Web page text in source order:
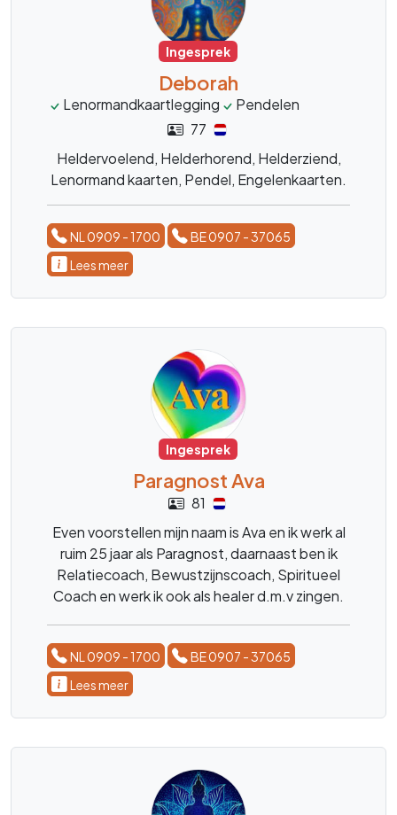
Ingesprek
Deborah
Lenormandkaartlegging Pendelen
77
Heldervoelend, Helderhorend, Helderziend,
Lenormand kaarten, Pendel, Engelenkaarten.
NL 0909 - 1700
BE 0907 - 37065
Lees meer
Ingesprek
Paragnost Ava
81
Even voorstellen mijn naam is Ava en ik werk al
ruim 25 jaar als Paragnost, daarnaast ben ik
Relatiecoach, Bewustzijnscoach, Spiritueel
Coach en werk ik ook als healer d.m.v zingen.
NL 0909 - 1700
BE 0907 - 37065
Lees meer